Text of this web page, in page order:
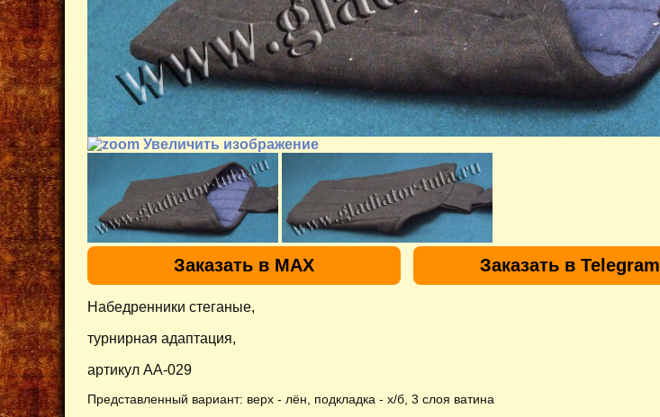
Увеличить изображение
Заказать в MAX Заказать в Telegram
Набедренники стеганые,
турнирная адаптация,
артикул AA-029
Представленный вариант: верх - лён, подкладка - х/б, 3 слоя ватина